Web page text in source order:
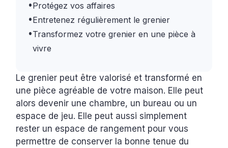
•Protégez vos affaires
•Entretenez régulièrement le grenier
•Transformez votre grenier en une pièce à
vivre
Le grenier peut être valorisé et transformé en
une pièce agréable de votre maison. Elle peut
alors devenir une chambre, un bureau ou un
espace de jeu. Elle peut aussi simplement
rester un espace de rangement pour vous
permettre de conserver la bonne tenue du